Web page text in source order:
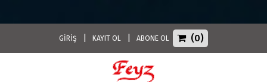
GİRİŞ KAYIT OL ABONE OL (0)